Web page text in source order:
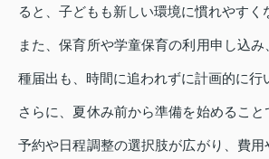
ると、子どもも新しい環境に慣れやすく
また、保育所や学童保育の利用申し込
種届出も、時間に追われずに計画的に行
さらに、夏休み前から準備を始めるこ
予約や日程調整の選択肢が広がり、費用